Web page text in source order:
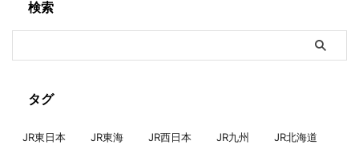
検索
タグ
JR東日本 JR東海 JR西日本 JR九州 JR北海道